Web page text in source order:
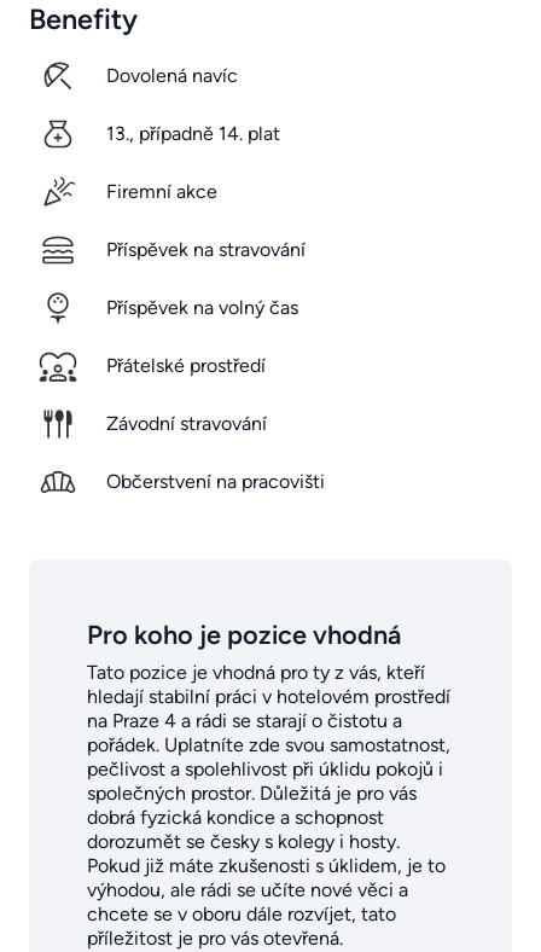
Benefity
Dovolená navíc
13., případně 14. plat
Firemní akce
Příspěvek na stravování
Příspěvek na volný čas
Přátelské prostředí
Závodní stravování
Občerstvení na pracovišti
Pro koho je pozice vhodná
Tato pozice je vhodná pro ty z vás, kteří
hledají stabilní práci v hotelovém prostředí
na Praze 4 a rádi se starají o čistotu a
pořádek. Uplatníte zde svou samostatnost,
pečlivost a spolehlivost při úklidu pokojů i
společných prostor. Důležitá je pro vás
dobrá fyzická kondice a schopnost
dorozumět se česky s kolegy i hosty.
Pokud již máte zkušenosti s úklidem, je to
výhodou, ale rádi se učíte nové věci a
chcete se v oboru dále rozvíjet, tato
příležitost je pro vás otevřená.